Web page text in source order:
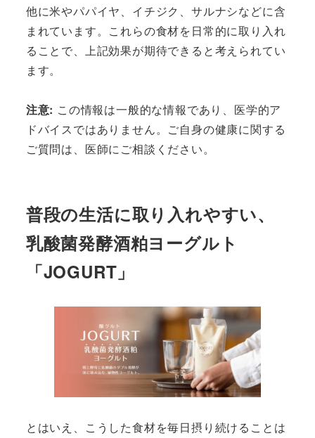
他に米やパパイヤ、イチジク、サルナシなどに含
まれています。これらの食材を日常的に取り入れ
ることで、上記効果が期待できると考えられてい
ます。
注意: この情報は一般的な情報であり、医学的ア
ドバイスではありません。ご自身の健康に関する
ご質問は、医師にご相談ください。
普段の生活に取り入れやすい、
乳酸菌発酵酒粕ヨーグルト
「JOGURT」
とはいえ、こうした食材を毎日摂り続けることは